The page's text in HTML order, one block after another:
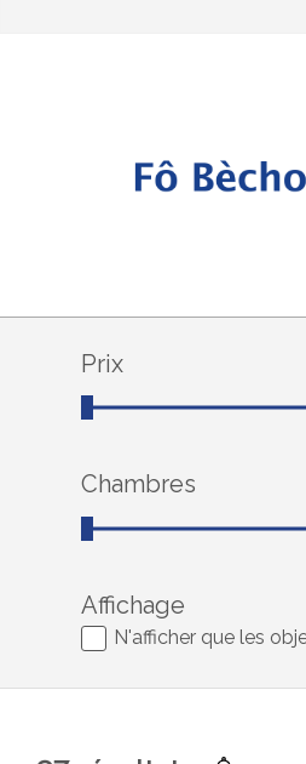
Prix
Chambres
Affichage
N'afficher que les